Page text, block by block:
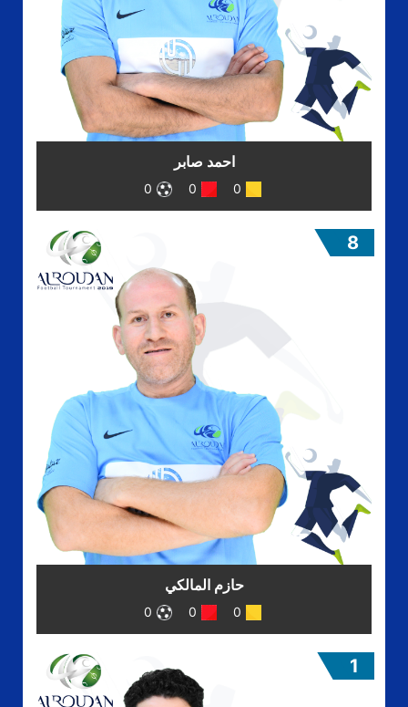
احمد صابر
0
0
0
حازم المالكي
0
0
0
8
1